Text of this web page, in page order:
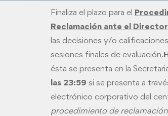
Finaliza el plazo para el
Reclamación ante el Director
las decisiones y/o
sesiones finales de evaluación.
ésta se presenta en la
las 23:59 si se presenta a
electrónico corporativo del
procedimiento de